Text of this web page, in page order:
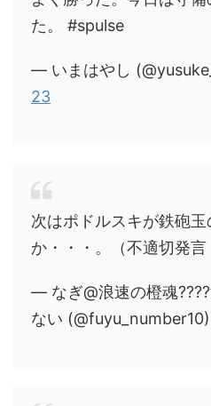
た。 #spulse
— いまはやし
23
次はポドルスキが鉄砲
か・・・。（不適切発言
— なぎ@浪速の橙魂
ない (@fuyu_number10)